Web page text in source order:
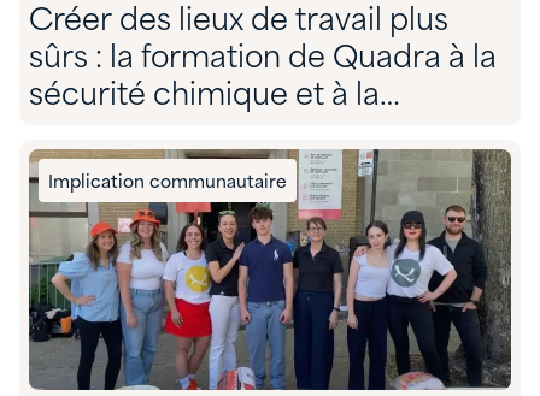
Créer des lieux de travail plus
sûrs : la formation de Quadra à la
sécurité chimique et à la
Implication communautaire